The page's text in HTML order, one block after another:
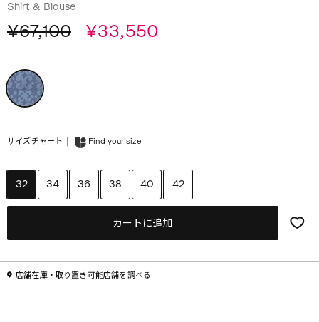
Shirt & Blouse
¥67,100 ¥33,550
サイズチャート Find your size
32 34 36 38 40 42
カートに追加
店舗在庫・取り置き可能店舗を調べる